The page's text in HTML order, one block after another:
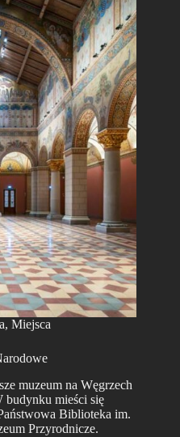
, Miejsca
muzeum na Węgrzech
budynku mieści się
Biblioteka im.
Przyrodnicze.